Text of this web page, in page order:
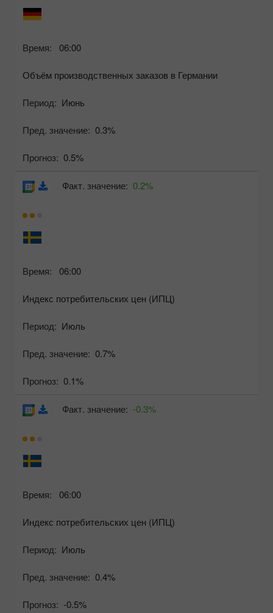
Время: 06:00
Объём производственных заказов в Германии
Период: Июнь
Пред. значение: 0.3%
Прогноз: 0.5%
Время: 06:00
Индекс потребительских цен (ИПЦ)
Период: Июль
Пред. значение: 0.7%
Прогноз: 0.1%
Факт. значение: 0.2%
Время: 06:00
Индекс потребительских цен (ИПЦ)
Период: Июль
Пред. значение: 0.4%
Прогноз: -0.5%
Факт. значение: -0.3%